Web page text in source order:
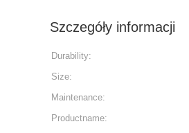
Szczegóły informacji
Durability:
Size:
Maintenance:
Productname: